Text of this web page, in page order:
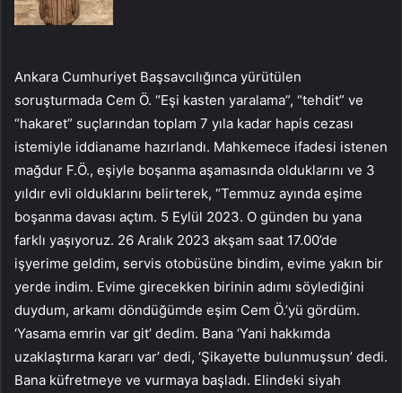
Ankara Cumhuriyet Başsavcılığınca yürütülen
soruşturmada Cem Ö. “Eşi kasten yaralama”, “tehdit” ve
“hakaret” suçlarından toplam 7 yıla kadar hapis cezası
istemiyle iddianame hazırlandı. Mahkemece ifadesi istenen
mağdur F.Ö., eşiyle boşanma aşamasında olduklarını ve 3
yıldır evli olduklarını belirterek, “Temmuz ayında eşime
boşanma davası açtım. 5 Eylül 2023. O günden bu yana
farklı yaşıyoruz. 26 Aralık 2023 akşam saat 17.00’de
işyerime geldim, servis otobüsüne bindim, evime yakın bir
yerde indim. Evime girecekken birinin adımı söylediğini
duydum, arkamı döndüğümde eşim Cem Ö.’yü gördüm.
‘Yasama emrin var git’ dedim. Bana ‘Yani hakkımda
uzaklaştırma kararı var’ dedi, ‘Şikayette bulunmuşsun’ dedi.
Bana küfretmeye ve vurmaya başladı. Elindeki siyah